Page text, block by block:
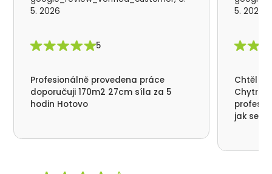
5. 2026
5
Profesionálně provedena práce
doporučuji 170m2 27cm síla za 5
hodin Hotovo
5. 2026
Chtěl
Chytrá
jak se